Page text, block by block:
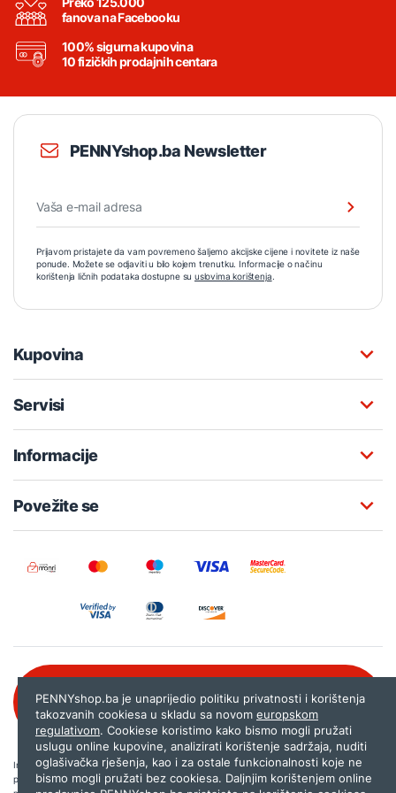
fanova na Facebooku
100% sigurna kupovina
10 fizičkih prodajnih centara
PENNYshop.ba Newsletter
Prijavom pristajete da vam povremeno šaljemo akcijske cijene i novitete iz naše
ponude. Možete se odjaviti u bilo kojem trenutku. Informacije o načinu
korištenja ličnih podataka dostupne su uslovima korištenja.
Kupovina
Servisi
Informacije
Povežite se
080 020 261
Internet trgovina PENNYshop.ba nastoji objavljivati samo provjerene i pravilne
podatke. Ako na našoj stranici otkrijete neistinite, odnosno neadekvatne informacije,
PENNYshop.ba je unaprijedio politiku privatnosti i korištenja
takozvanih cookiesa u skladu sa novom europskom
regulativom. Cookiese koristimo kako bismo mogli pružati
uslugu online kupovine, analizirati korištenje sadržaja, nuditi
oglašivačka rješenja, kao i za ostale funkcionalnosti koje ne
bismo mogli pružati bez cookiesa. Daljnjim korištenjem online